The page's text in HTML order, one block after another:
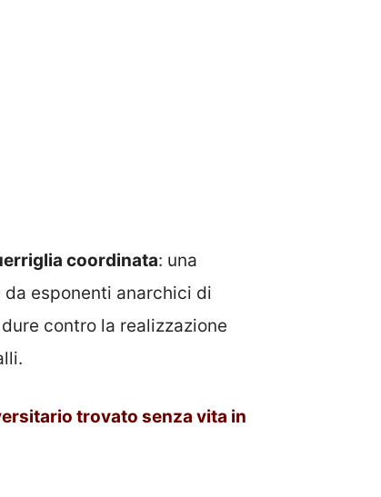
coordinata: una
esponenti anarchici di
contro la realizzazione
trovato senza vita in